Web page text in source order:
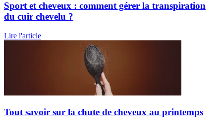
Sport et cheveux : comment gérer la transpiration
du cuir chevelu ?
Lire l'article
Tout savoir sur la chute de cheveux au printemps